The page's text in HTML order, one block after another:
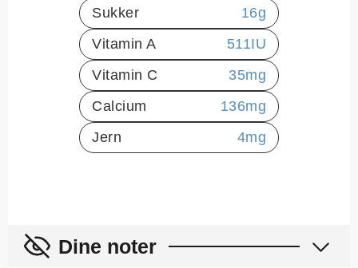
Sukker
16g
Vitamin A
511IU
Vitamin C
35mg
Calcium
136mg
Jern
4mg
Dine noter